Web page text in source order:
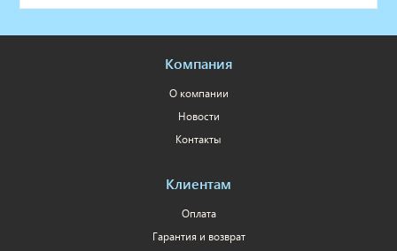
Компания
О компании
Новости
Контакты
Клиентам
Оплата
Гарантия и возврат